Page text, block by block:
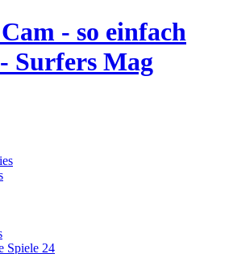
Spiele 24